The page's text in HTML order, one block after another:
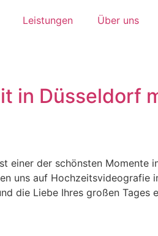
Leistungen Über uns
in Düsseldorf
der schönsten Momente
uns auf Hochzeitsvideografie
die Liebe Ihres großen Tages